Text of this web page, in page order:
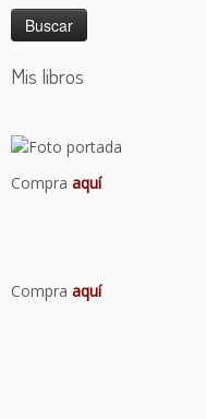
Mis libros
Compra aquí
Compra aquí